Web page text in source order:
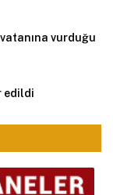
vurduğu
edildi